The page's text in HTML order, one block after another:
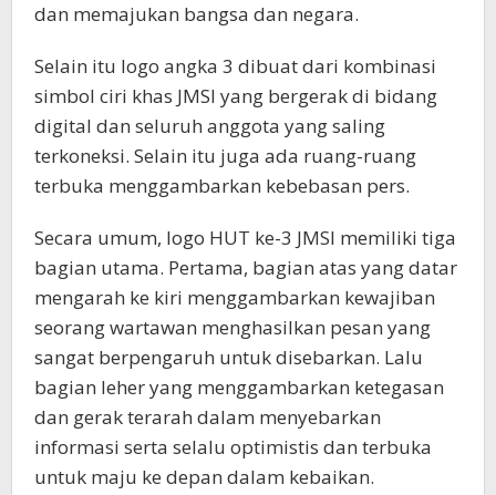
dan memajukan bangsa dan negara.
Selain itu logo angka 3 dibuat dari kombinasi
simbol ciri khas JMSI yang bergerak di bidang
digital dan seluruh anggota yang saling
terkoneksi. Selain itu juga ada ruang-ruang
terbuka menggambarkan kebebasan pers.
Secara umum, logo HUT ke-3 JMSI memiliki tiga
bagian utama. Pertama, bagian atas yang datar
mengarah ke kiri menggambarkan kewajiban
seorang wartawan menghasilkan pesan yang
sangat berpengaruh untuk disebarkan. Lalu
bagian leher yang menggambarkan ketegasan
dan gerak terarah dalam menyebarkan
informasi serta selalu optimistis dan terbuka
untuk maju ke depan dalam kebaikan.